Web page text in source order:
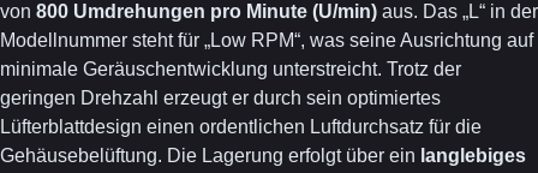
von 800 Umdrehungen pro Minute (U/min) aus. Das „L“ in der
Modellnummer steht für „Low RPM“, was seine Ausrichtung auf
minimale Geräuschentwicklung unterstreicht. Trotz der
geringen Drehzahl erzeugt er durch sein optimiertes
Lüfterblattdesign einen ordentlichen Luftdurchsatz für die
Gehäusebelüftung. Die Lagerung erfolgt über ein langlebiges